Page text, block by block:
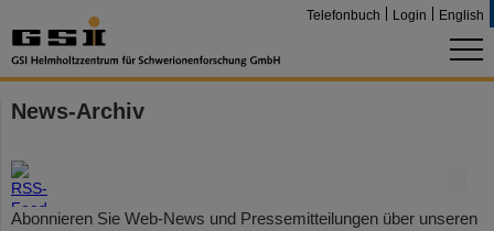
Telefonbuch Login English
News-Archiv
Abonnieren Sie Web-News und Pressemitteilungen über unseren